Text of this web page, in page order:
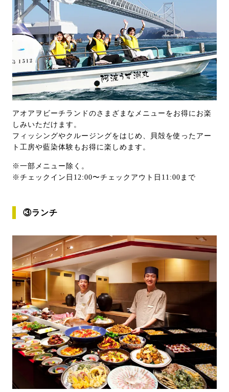
アオアヲビーチランドのさまざまなメニューをお得にお楽
しみいただけます。
フィッシングやクルージングをはじめ、貝殻を使ったアー
ト工房や藍染体験もお得に楽しめます。
※一部メニュー除く。
※チェックイン日12:00〜チェックアウト日11:00まで
③ランチ